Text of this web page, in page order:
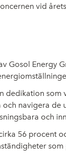
vid
Gosol Energy
som
navigera
och
56 procent